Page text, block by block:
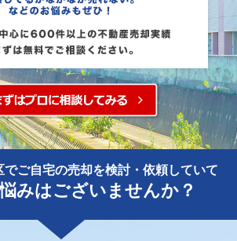
でご自宅の売却を検討・依頼していて
みはございませんか？